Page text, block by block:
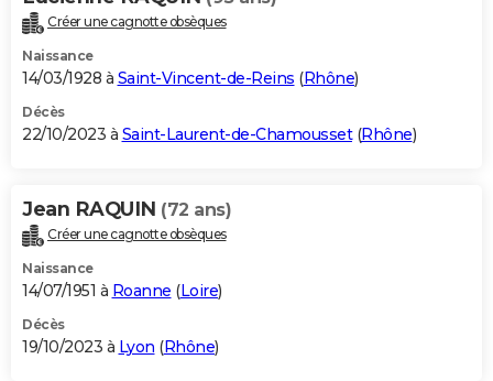
Créer une cagnotte obsèques
Naissance
14/03/1928 à Saint-Vincent-de-Reins (Rhône)
Décès
22/10/2023 à Saint-Laurent-de-Chamousset(Rhône)
Jean RAQUIN (72 ans)
Créer une cagnotte obsèques
Naissance
14/07/1951 à Roanne (Loire)
Décès
19/10/2023 à Lyon (Rhône)